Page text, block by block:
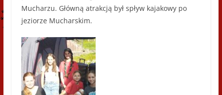
Mucharzu. Główną atrakcją był spływ kajakowy po
jeziorze Mucharskim.